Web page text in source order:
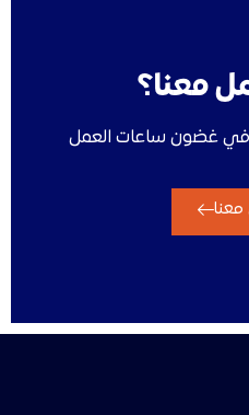
معنا؟
في غضون ساعات العمل